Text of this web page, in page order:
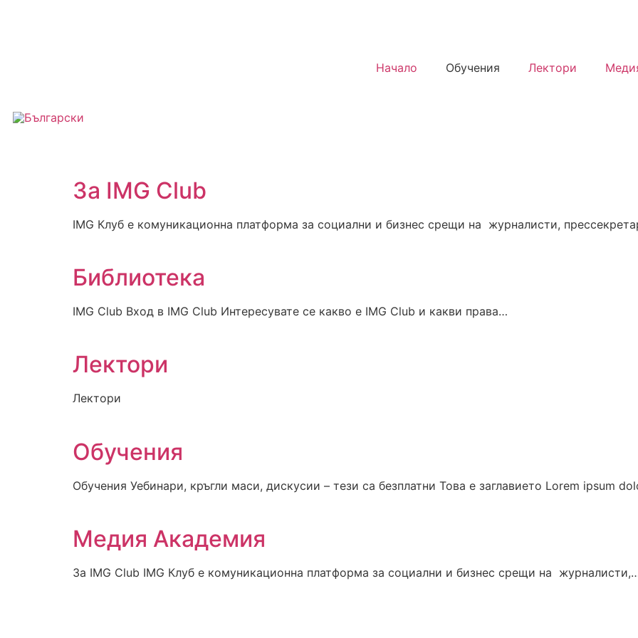
Начало Обучения Лектори
За IMG Club
IMG Клуб е комуникационна платформа за социални и бизнес срещи на журналисти,
Библиотека
IMG Club Вход в IMG Club Интересувате се какво е IMG Club и какви права…
Лектори
Лектори
Обучения
Обучения Уебинари, кръгли маси, дискусии – тези са безплатни Това е заглавието Lorem ipsum
Медия Академия
За IMG Club IMG Клуб е комуникационна платформа за социални и бизнес срещи на